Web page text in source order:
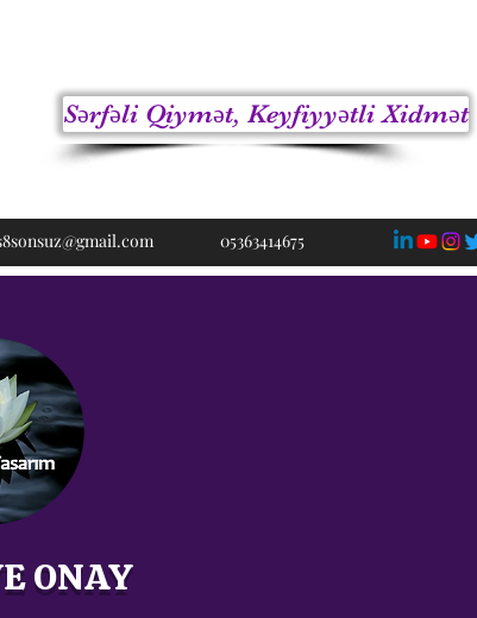
Sərfəli Qiymət, Keyfiyyətli Xidmət
05363414675
ONAY